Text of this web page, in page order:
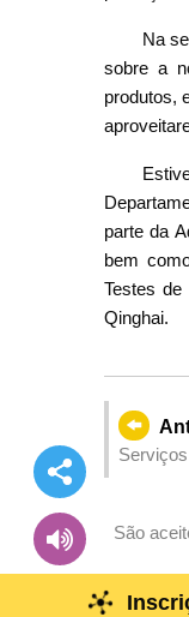
Na
sobre a
produtos,
parte da
bem
Testes
Qinghai.
São